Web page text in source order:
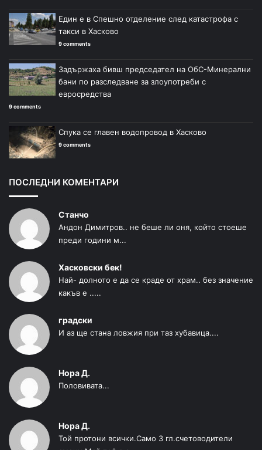
Един е в Спешно отделение след катастрофа с
такси в Хасково
9 comments
Задържаха бивш председател на ОбС-Минерални
бани по разследване за злоупотреби с
евросредства
9 comments
Спука се главен водопровод в Хасково
9 comments
ПОСЛЕДНИ КОМЕНТАРИ
Станчо
Андон Димитров.. не беше ли оня, който стоеше
преди години м...
Хасковски бек!
Най- долното е да се краде от храм.. без значение
какъв е .....
градски
И аз ще стана ловжия при таз хубавица....
Нора Д.
Половивата...
Нора Д.
Той протони всички.Само 3 гл.счетоводители